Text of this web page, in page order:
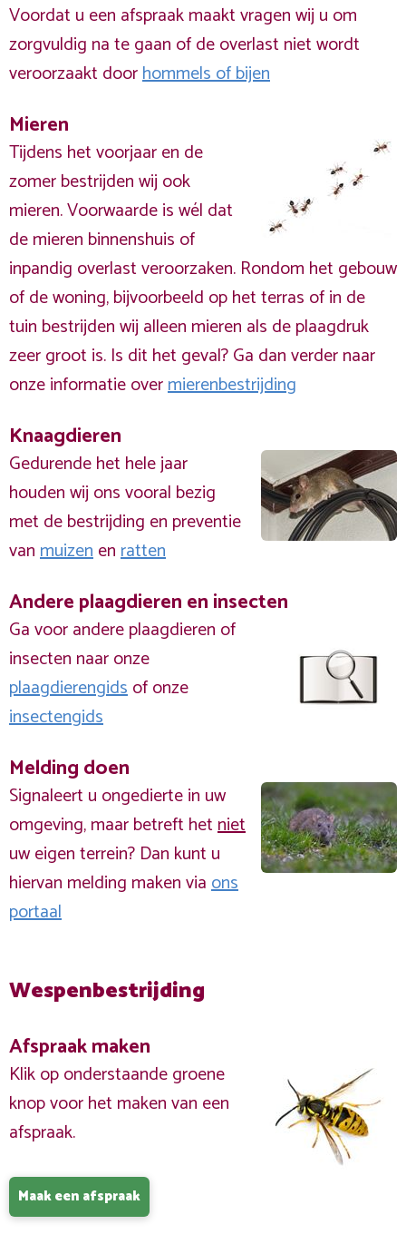
Voordat u een afspraak maakt vragen wij u om
zorgvuldig na te gaan of de overlast niet wordt
veroorzaakt doorhommels of bijen
Mieren
Tijdens het voorjaar en de
zomer bestrijden wij ook
mieren. Voorwaarde is wél dat
de mieren binnenshuis of
inpandig overlast veroorzaken. Rondom het gebouw
of de woning, bijvoorbeeld op het terras of in de
tuin bestrijden wij alleen mieren als de plaagdruk
zeer groot is. Is dit het geval? Ga dan verder naar
onze informatie overmierenbestrijding
Knaagdieren
Gedurende het hele jaar
houden wij ons vooral bezig
met de bestrijding en preventie
vanmuizenenratten
Andere plaagdieren en insecten
Ga voor andere plaagdieren of
insecten naar onze
plaagdierengidsof onze
insectengids
Melding doen
Signaleert u ongedierte in uw
omgeving, maar betreft hetniet
uw eigen terrein? Dan kunt u
hiervan melding maken viaons
portaal
Wespenbestrijding
Afspraak maken
Klik op onderstaande groene
knop voor het maken van een
afspraak.
Maak een afspraak